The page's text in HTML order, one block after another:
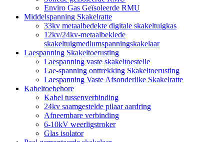
Enviro Gas Geïsoleerde RMU
Middelspanning Skakelratte
33kv metaalbedekte digitale skakeltuigkas
12kv/24kv-metaalbeklede
skakeltuigmediumspanningskakelaar
Laespanning Skakeltoerusting
Laespanning vaste skakeltoestelle
Lae-spanning onttrekking Skakeltoerusting
Laespanning Vaste Afsonderlike Skakelratte
Kabeltoebehore
Kabel tussenverbinding
24kv saamgestelde pilaar aardring
Afneembare verbinding
6-10kV weerligstroker
Glas isolator